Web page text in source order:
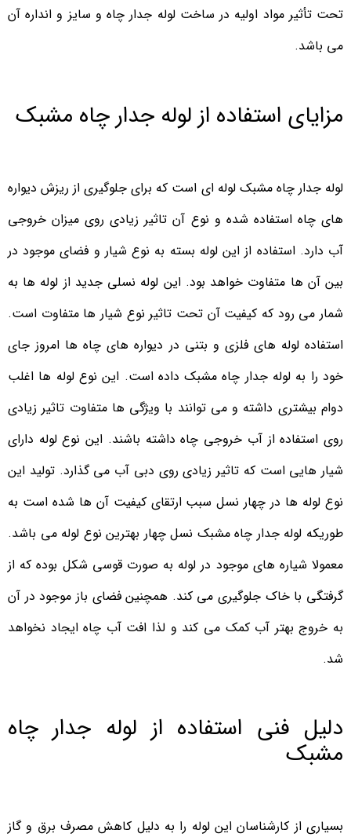
تحت تأثیر مواد اولیه در ساخت لوله جدار چاه و سایز و انداره آن
می باشد.
مزایای استفاده از لوله جدار چاه مشبک
لوله جدار چاه مشبک لوله ای است که برای جلوگیری از ریزش دیواره
های چاه استفاده شده و نوع آن تاثیر زیادی روی میزان خروجی
آب دارد. استفاده از این لوله بسته به نوع شیار و فضای موجود در
بین آن ها متفاوت خواهد بود. این لوله نسلی جدید از لوله ها به
شمار می رود که کیفیت آن تحت تاثیر نوع شیار ها متفاوت است.
استفاده لوله های فلزی و بتنی در دیواره های چاه ها امروز جای
خود را به لوله جدار چاه مشبک داده است. این نوع لوله ها اغلب
دوام بیشتری داشته و می توانند با ویژگی ها متفاوت تاثیر زیادی
روی استفاده از آب خروجی چاه داشته باشند. این نوع لوله دارای
شیار هایی است که تاثیر زیادی روی دبی آب می گذارد. تولید این
نوع لوله ها در چهار نسل سبب ارتقای کیفیت آن ها شده است به
طوریکه لوله جدار چاه مشبک نسل چهار بهترین نوع لوله می باشد.
معمولا شیاره های موجود در لوله به صورت قوسی شکل بوده که از
گرفتگی با خاک جلوگیری می کند. همچنین فضای باز موجود در آن
به خروج بهتر آب کمک می کند و لذا افت آب چاه ایجاد نخواهد
شد.
دلیل فنی استفاده از لوله جدار چاه
مشبک
بسیاری از کارشناسان این لوله را به دلیل کاهش مصرف برق و گاز